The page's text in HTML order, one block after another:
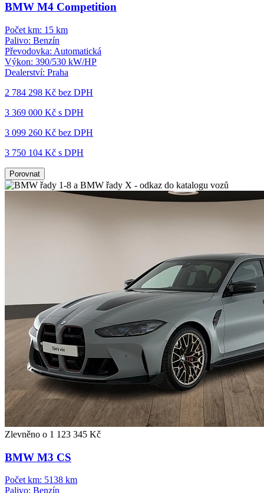
BMW M4 Competition
Počet km: 15 km
Palivo: Benzín
Převodovka: Automatická
Výkon: 390/530 kW/HP
Dealerství: Praha
2 784 298 Kč bez DPH
3 369 000 Kč s DPH
3 099 260 Kč bez DPH
3 750 104 Kč s DPH
Porovnat
Zlevněno o 1 123 345 Kč
BMW M3 CS
Počet km: 5138 km
Palivo: Benzín